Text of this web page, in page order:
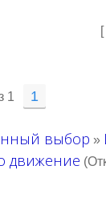
[
1 1
выбор »
движение